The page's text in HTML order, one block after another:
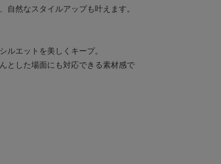
自然なスタイルアップも叶えます。
ルエットを美しくキープ。
とした場面にも対応できる素材感で